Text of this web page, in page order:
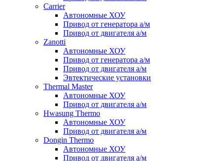
Carrier
Автономные ХОУ
Привод от генератора а/м
Привод от двигателя а/м
Zanotti
Автономные ХОУ
Привод от генератора а/м
Привод от двигателя а/м
Эвтектические установки
Thermal Master
Автономные ХОУ
Привод от двигателя а/м
Hwasung Thermo
Автономные ХОУ
Привод от двигателя а/м
Dongin Thermo
Автономные ХОУ
Привод от двигателя а/м